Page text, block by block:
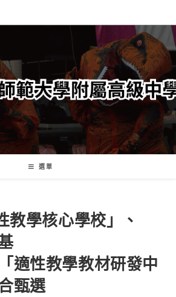
選單
教學核心學校」、
適性教學教材研發中
甄選